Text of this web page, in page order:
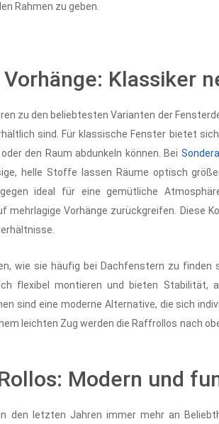
Rahmen zu geben.
Vorhänge: Klassiker
zu den beliebtesten Varianten der
sind. Für klassische Fenster bietet
den Raum abdunkeln können. Bei
helle Stoffe lassen Räume optisch
ideal für eine gemütliche
mehrlagige Vorhänge zurückgreifen. Diese
wie sie häufig bei Dachfenstern zu finden
flexibel montieren und bieten Stabilität,
sind eine moderne Alternative, die sich
leichten Zug werden die Raffrollos nach
Modern und
den letzten Jahren immer mehr an